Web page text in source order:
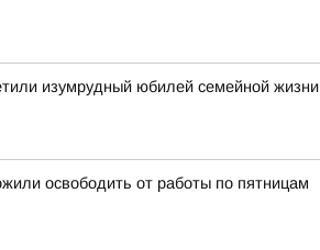
изумрудный юбилей семейной жизни
освободить от работы по пятницам